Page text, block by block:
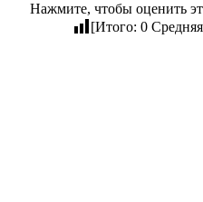
Нажмите, чтобы оценить
[Итого: 0